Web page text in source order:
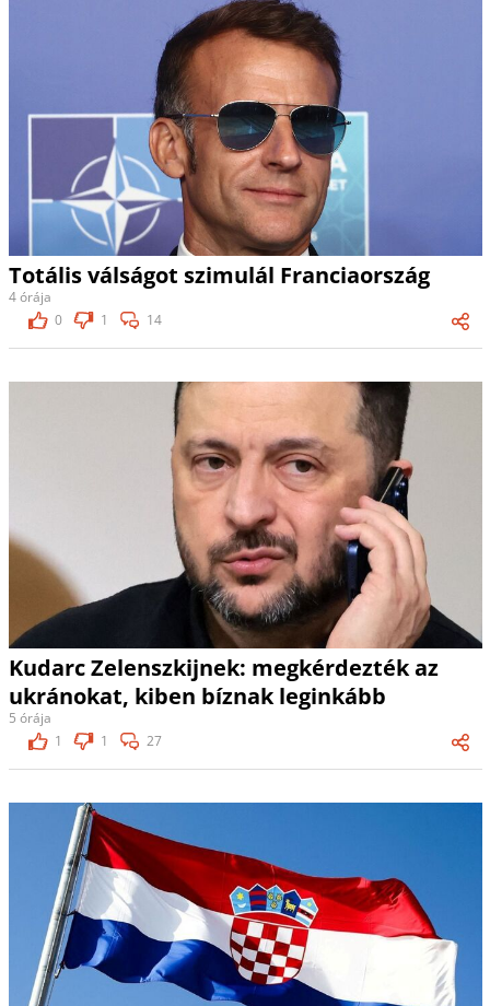
Totális válságot szimulál Franciaország
4 órája
0
1 14
Kudarc Zelenszkijnek: megkérdezték az
ukránokat, kiben bíznak leginkább
5 órája
1
1 27